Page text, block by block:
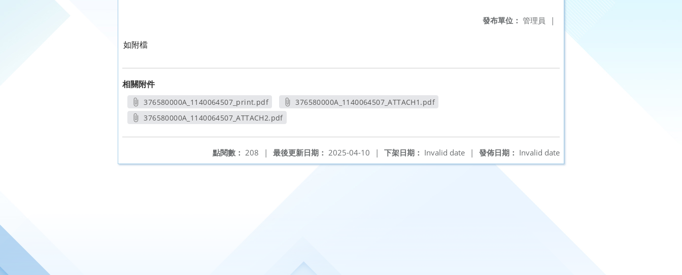
發布單位： 管理員 |
如附檔
相關附件
376580000A_1140064507_print.pdf
另開新視窗
376580000A_1140064507_ATTACH1.pdf
376580000A_1140064507_ATTACH2.pdf
發佈日期： Invalid date
下架日期： Invalid date |
最後更新日期： 2025-04-10 |
點閱數： 208 |